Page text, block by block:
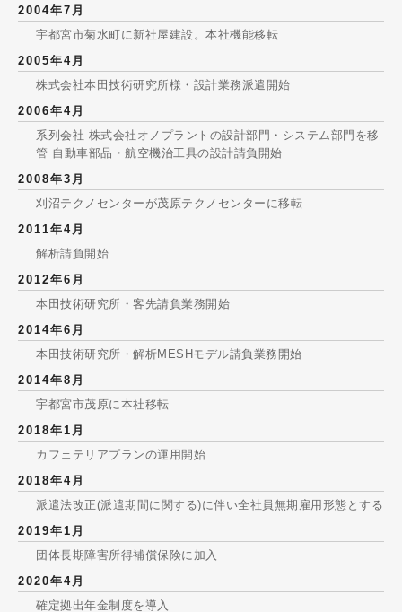
2004年7月
宇都宮市菊水町に新社屋建設。本社機能移転
2005年4月
株式会社本田技術研究所様・設計業務派遣開始
2006年4月
系列会社 株式会社オノプラントの設計部門・システム部門を移
管 自動車部品・航空機治工具の設計請負開始
2008年3月
刈沼テクノセンターが茂原テクノセンターに移転
2011年4月
解析請負開始
2012年6月
本田技術研究所・客先請負業務開始
2014年6月
本田技術研究所・解析MESHモデル請負業務開始
2014年8月
宇都宮市茂原に本社移転
2018年1月
カフェテリアプランの運用開始
2018年4月
派遣法改正(派遣期間に関する)に伴い全社員無期雇用形態とする
2019年1月
団体長期障害所得補償保険に加入
2020年4月
確定拠出年金制度を導入